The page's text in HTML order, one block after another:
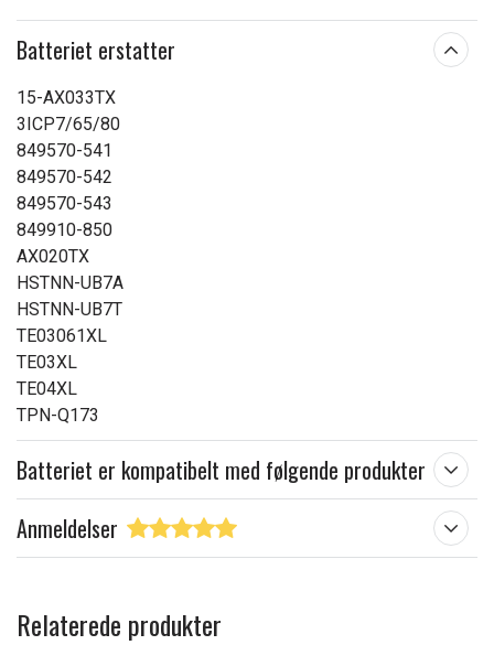
Batteriet erstatter
15-AX033TX
3ICP7/65/80
849570-541
849570-542
849570-543
849910-850
AX020TX
HSTNN-UB7A
HSTNN-UB7T
TE03061XL
TE03XL
TE04XL
TPN-Q173
Batteriet er kompatibelt med følgende produkter
Anmeldelser
Relaterede produkter